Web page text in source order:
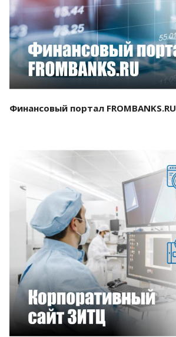
Смотреть проект
Финансовый портал FROMBANKS.RU
Смотреть проект